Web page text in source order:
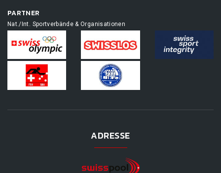
PARTNER
Nat./Int. Sportverbände & Organisationen
ADRESSE